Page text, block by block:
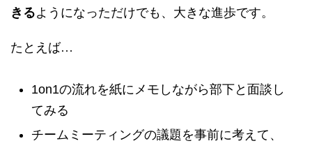
きるようになっただけでも、大きな進歩です。
たとえば…
1on1の流れを紙にメモしながら部下と面談し
てみる
チームミーティングの議題を事前に考えて、